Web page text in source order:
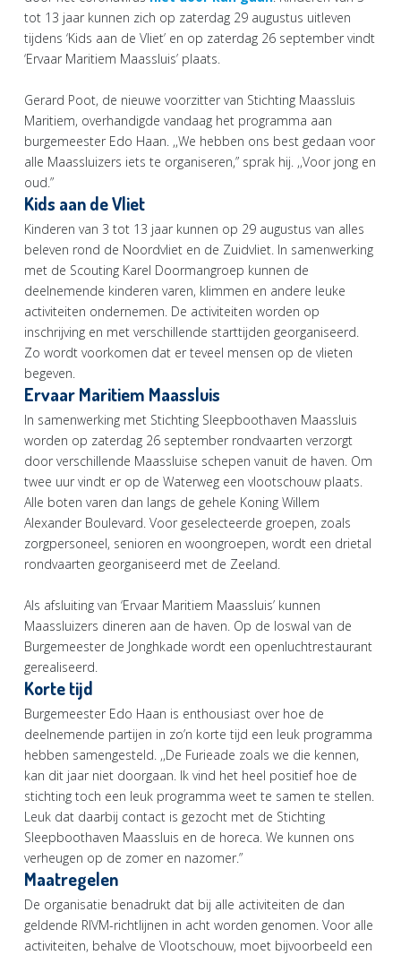
tot 13 jaar kunnen zich op zaterdag 29 augustus uitleven
tijdens ‘Kids aan de Vliet’ en op zaterdag 26 september vindt
‘Ervaar Maritiem Maassluis’ plaats.
Gerard Poot, de nieuwe voorzitter van Stichting Maassluis
Maritiem, overhandigde vandaag het programma aan
burgemeester Edo Haan. ,,We hebben ons best gedaan voor
alle Maassluizers iets te organiseren,” sprak hij. ,,Voor jong en
oud.”
Kids aan de Vliet
Kinderen van 3 tot 13 jaar kunnen op 29 augustus van alles
beleven rond de Noordvliet en de Zuidvliet. In samenwerking
met de Scouting Karel Doormangroep kunnen de
deelnemende kinderen varen, klimmen en andere leuke
activiteiten ondernemen. De activiteiten worden op
inschrijving en met verschillende starttijden georganiseerd.
Zo wordt voorkomen dat er teveel mensen op de vlieten
begeven.
Ervaar Maritiem Maassluis
In samenwerking met Stichting Sleepboothaven Maassluis
worden op zaterdag 26 september rondvaarten verzorgt
door verschillende Maassluise schepen vanuit de haven. Om
twee uur vindt er op de Waterweg een vlootschouw plaats.
Alle boten varen dan langs de gehele Koning Willem
Alexander Boulevard. Voor geselecteerde groepen, zoals
zorgpersoneel, senioren en woongroepen, wordt een drietal
rondvaarten georganiseerd met de Zeeland.
Als afsluiting van ‘Ervaar Maritiem Maassluis’ kunnen
Maassluizers dineren aan de haven. Op de loswal van de
Burgemeester de Jonghkade wordt een openluchtrestaurant
gerealiseerd.
Korte tijd
Burgemeester Edo Haan is enthousiast over hoe de
deelnemende partijen in zo’n korte tijd een leuk programma
hebben samengesteld. ,,De Furieade zoals we die kennen,
kan dit jaar niet doorgaan. Ik vind het heel positief hoe de
stichting toch een leuk programma weet te samen te stellen.
Leuk dat daarbij contact is gezocht met de Stichting
Sleepboothaven Maassluis en de horeca. We kunnen ons
verheugen op de zomer en nazomer.”
Maatregelen
De organisatie benadrukt dat bij alle activiteiten de dan
geldende RIVM-richtlijnen in acht worden genomen. Voor alle
activiteiten, behalve de Vlootschouw, moet bijvoorbeeld een